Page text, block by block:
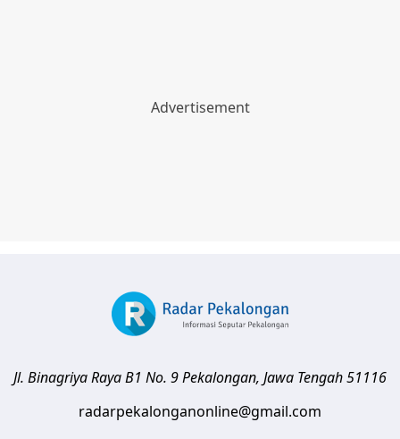
Jl. Binagriya Raya B1 No. 9Pekalongan, Jawa Tengah51116
radarpekalonganonline@gmail.com